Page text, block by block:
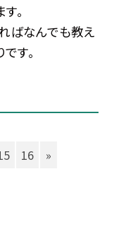
。
ばなんでも教え
す。
16 »